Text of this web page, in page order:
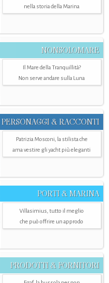
nella storia della Marina
NONSOLOMARE
Il Mare della Tranquillità?
Non serve andare sulla Luna
PERSONAGGI & RACCONTI
Patrizia Mosconi, la stilista che
ama vestire gli yacht più eleganti
PORTI & MARINA
Villasimius, tutto il meglio
che può offrire un approdo
PRODOTTI & FORNITORI